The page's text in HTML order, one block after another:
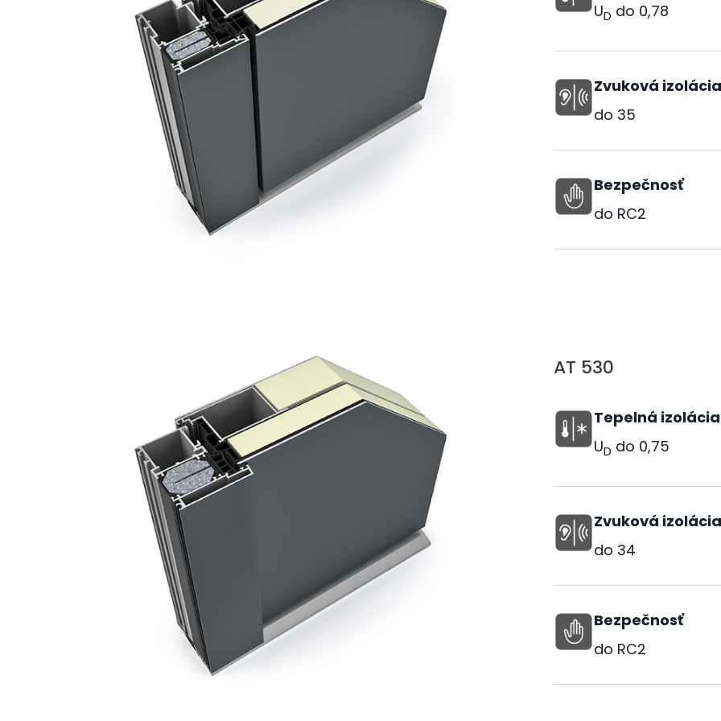
UD do 0,78
Zvuková izolácia
do 35
Bezpečnosť
do RC2
AT 530
Tepelná izolácia
UD do 0,75
Zvuková izolácia
do 34
Bezpečnosť
do RC2